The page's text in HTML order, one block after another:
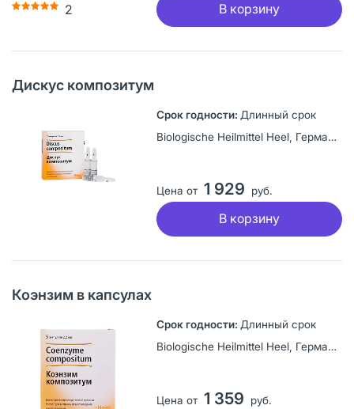
2 В корзину
Дискус композитум
Длинный срок
Biologische Heilmittel Heel, Германия
Цена от 1 929 руб.
В корзину
Коэнзим в капсулах
Длинный срок
Biologische Heilmittel Heel, Германия
Цена от 1 359 руб.